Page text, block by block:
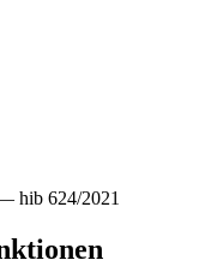
hib 624/2021